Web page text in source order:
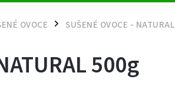
OVOCE / SUŠENÉ OVOCE - NATURAL
500g